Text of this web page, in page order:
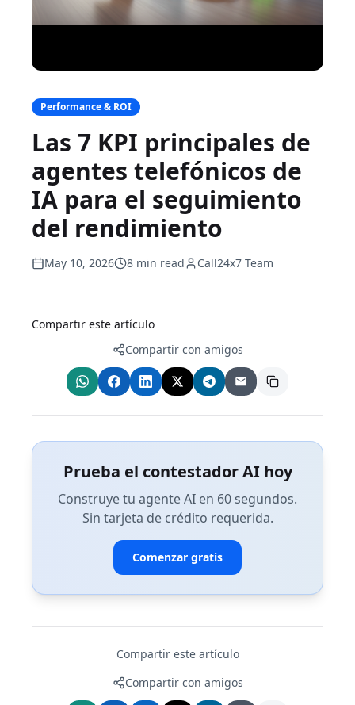
Performance & ROI
Las 7 KPI principales de
agentes telefónicos de
IA para el seguimiento
del rendimiento
May 10, 2026 8 min read Call24x7 Team
Compartir este artículo
Compartir con amigos
Prueba el contestador AI hoy
Construye tu agente AI en 60 segundos.
Sin tarjeta de crédito requerida.
Comenzar gratis
Compartir este artículo
Compartir con amigos